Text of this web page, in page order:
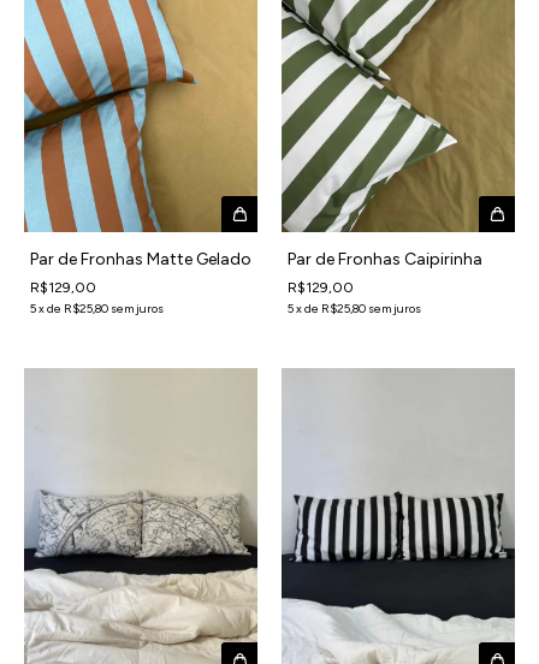
Par de Fronhas Matte Gelado
R$129,00
5xde R$25,80 sem juros
Par de Fronhas Caipirinha
R$129,00
5xde R$25,80 sem juros